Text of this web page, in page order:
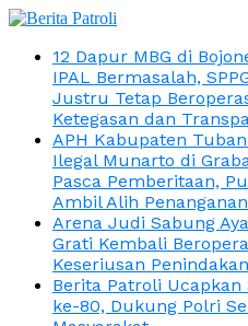
12 Dapur MBG di
IPAL Bermasalah,
Justru Tetap
Ketegasan dan
APH Kabupaten
Ilegal Munarto di
Pasca Pemberitaan,
Ambil Alih Penanganan
Arena Judi Sabung
Grati Kembali
Keseriusan
Berita Patroli
ke-80, Dukung Polri